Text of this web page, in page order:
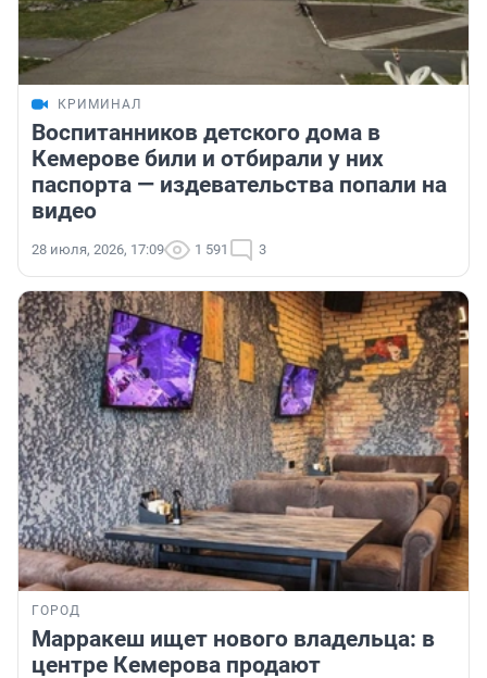
КРИМИНАЛ
Воспитанников детского дома в
Кемерове били и отбирали у них
паспорта — издевательства попали на
видео
28 июля, 2026, 17:09 1 591 3
ГОРОД
Марракеш ищет нового владельца: в
центре Кемерова продают